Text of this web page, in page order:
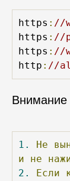
https : //
https : //
https : //
http : //
1. Не
и
не
2.
Если